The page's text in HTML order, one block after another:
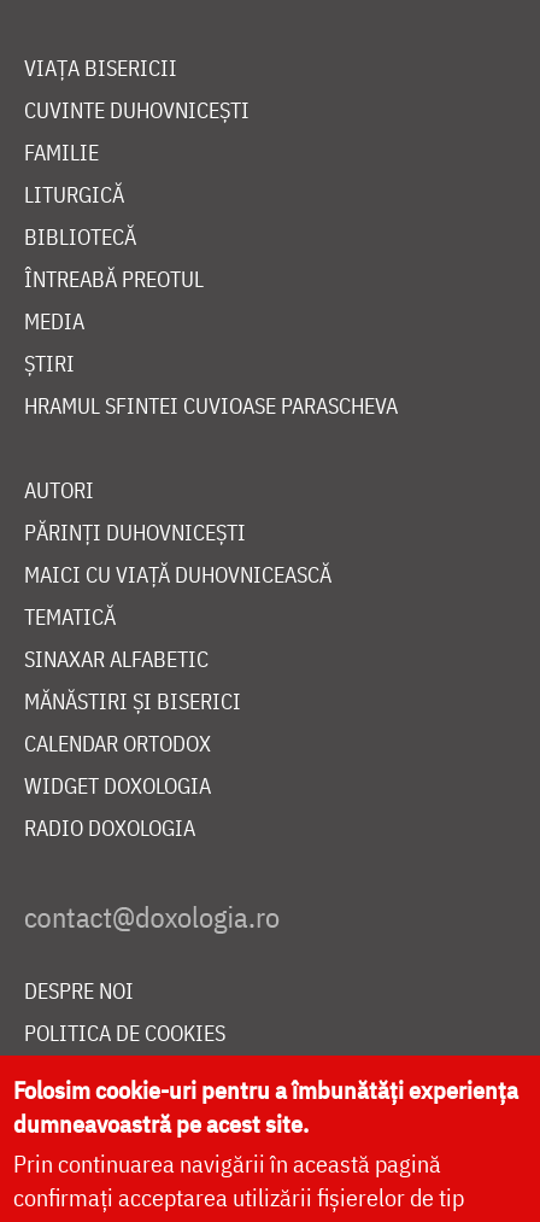
VIAȚA BISERICII
CUVINTE DUHOVNICEȘTI
FAMILIE
LITURGICĂ
BIBLIOTECĂ
ÎNTREABĂ PREOTUL
MEDIA
ȘTIRI
HRAMUL SFINTEI CUVIOASE PARASCHEVA
AUTORI
PĂRINȚI DUHOVNICEȘTI
MAICI CU VIAȚĂ DUHOVNICEASCĂ
TEMATICĂ
SINAXAR ALFABETIC
MĂNĂSTIRI ȘI BISERICI
CALENDAR ORTODOX
WIDGET DOXOLOGIA
RADIO DOXOLOGIA
DESPRE NOI
POLITICA DE COOKIES
DONEAZĂ ONLINE PENTRU CATEDRALA NAȚIONALĂ
LIVE
Folosim cookie-uri pentru a îmbunătăți experiența
dumneavoastră pe acest site.
Prin continuarea navigării în această pagină
confirmați acceptarea utilizării fișierelor de tip